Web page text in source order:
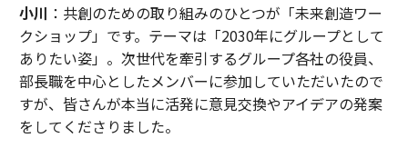
小川 ：共創のための取り組みのひとつが「未来創造ワー
クショップ」です。テーマは「2030年にグループとして
ありたい姿」。次世代を牽引するグループ各社の役員、
部長職を中心としたメンバーに参加していただいたので
すが、皆さんが本当に活発に意見交換やアイデアの発案
をしてくださりました。